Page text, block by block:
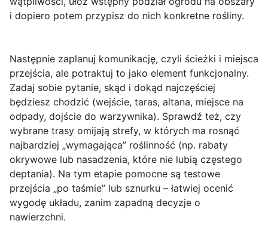
i dopiero potem przypisz do nich konkretne rośliny.
Następnie zaplanuj komunikację, czyli ścieżki i miejsca
przejścia, ale potraktuj to jako element funkcjonalny.
Zadaj sobie pytanie, skąd i dokąd najczęściej
będziesz chodzić (wejście, taras, altana, miejsce na
odpady, dojście do warzywnika). Sprawdź też, czy
wybrane trasy omijają strefy, w których ma rosnąć
najbardziej „wymagająca” roślinność (np. rabaty
okrywowe lub nasadzenia, które nie lubią częstego
deptania). Na tym etapie pomocne są testowe
przejścia „po taśmie” lub sznurku – łatwiej ocenić
wygodę układu, zanim zapadną decyzje o
nawierzchni.